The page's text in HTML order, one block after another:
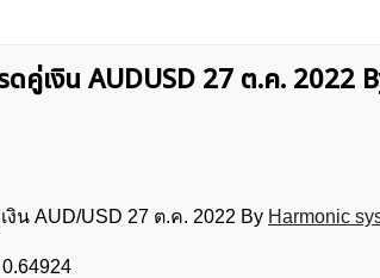
ดคู่เงิน AUDUSD 27 ต.ค.
งิน AUD/USD 27 ต.ค. 2022 By Harmonic
0.64924